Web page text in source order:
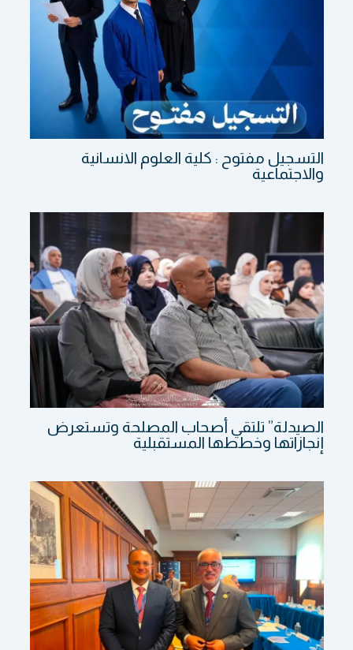
التسجيل مفتوح : كلية العلوم الانسانية
والاجتماعية
الصيدلة” تلتقي أصحاب المصلحة وتستعرض
إنجازاتها وخططها المستقبلية